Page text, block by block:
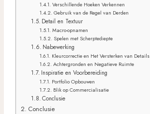
Verschillende Hoeken Verkennen
Gebruik van de Regel van Derden
Detail en Textuur
Macro-opnamen
Spelen met Scherptediepte
Nabewerking
Kleurcorrectie en Het Versterken van Details
Achtergronden en Negatieve Ruimte
Inspiratie en Voorbereiding
Portfolio Opbouwen
Blik op Commercialisatie
Conclusie
Conclusie